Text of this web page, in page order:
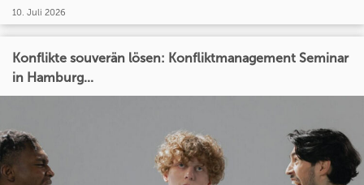
10. Juli 2026
Konflikte souverän lösen: Konfliktmanagement Seminar
in Hamburg...